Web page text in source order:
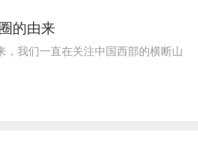
的由来
，我们一直在关注中国西部的横断山